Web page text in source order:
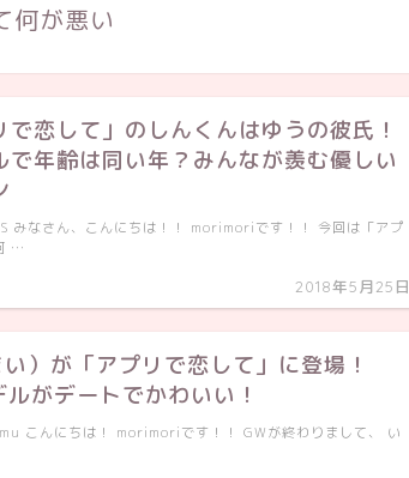
何が悪い
で恋して」のしんくんはゆうの彼氏！
で年齢は同い年？みんなが羨む優しい
2018年5月25日
みなさん、こんにちは！！ morimoriです！！ 今回は「アプ
…
）が「アプリで恋して」に登場！
ルがデートでかわいい！
こんにちは！ morimoriです！！ GWが終わりまして、 い